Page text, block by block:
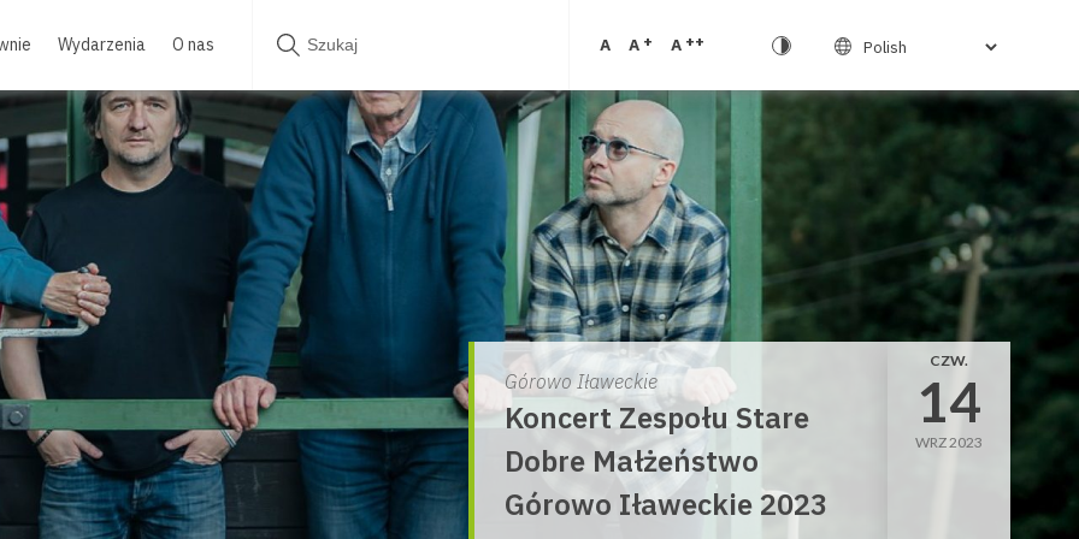
Wydarzenia O nas A A + A ++
Górowo Iławeckie
Koncert Zespołu Stare
Dobre Małżeństwo
Górowo Iławeckie 2023
CZW.
14
WRZ 2023